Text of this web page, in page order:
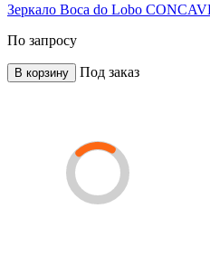
Зеркало Boca do Lobo
По запросу
В корзину Под заказ